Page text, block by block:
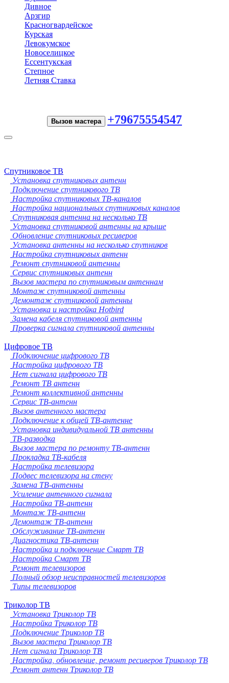
Дивное
Арзгир
Красногвардейское
Курская
Левокумское
Новоселицкое
Ессентукская
Степное
Летняя Ставка
Вызов мастера +79675554547
Toggle
Спутниковое ТВ
Установка спутниковых антенн
Подключение спутникового ТВ
Настройка спутниковых ТВ-каналов
Настройка национальных спутниковых каналов
Спутниковая антенна на несколько ТВ
Установка спутниковой антенны на крыше
Обновление спутниковых ресиверов
Установка антенны на несколько спутников
Настройка спутниковых антенн
Ремонт спутниковой антенны
Сервис спутниковых антенн
Вызов мастера по спутниковым антеннам
Монтаж спутниковой антенны
Демонтаж спутниковой антенны
Установка и настройка Hotbird
Замена кабеля спутниковой антенны
Проверка сигнала спутниковой антенны
Цифровое ТВ
Подключение цифрового ТВ
Настройка цифрового ТВ
Нет сигнала цифрового ТВ
Ремонт ТВ антенн
Ремонт коллективной антенны
Сервис ТВ-антенн
Вызов антенного мастера
Подключение к общей ТВ-антенне
Установка индивидуальной ТВ антенны
ТВ-разводка
Вызов мастера по ремонту ТВ-антенн
Прокладка ТВ-кабеля
Настройка телевизора
Подвес телевизора на стену
Замена ТВ-антенны
Усиление антенного сигнала
Настройка ТВ-антенн
Монтаж ТВ-антенн
Демонтаж ТВ-антенн
Обслуживание ТВ-антенн
Диагностика ТВ-антенн
Настройка и подключение Смарт ТВ
Настройка Смарт ТВ
Ремонт телевизоров
Полный обзор неисправностей телевизоров
Типы телевизоров
Триколор ТВ
Установка Триколор ТВ
Настройка Триколор ТВ
Подключение Триколор ТВ
Вызов мастера Триколор ТВ
Нет сигнала Триколор ТВ
Настройка, обновление, ремонт ресиверов Триколор ТВ
Ремонт антенн Триколор ТВ